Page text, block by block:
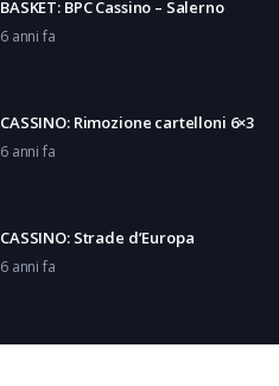
BASKET: BPC Cassino – Salerno
6 anni fa
CASSINO: Rimozione cartelloni 6×3
6 anni fa
CASSINO: Strade d’Europa
6 anni fa